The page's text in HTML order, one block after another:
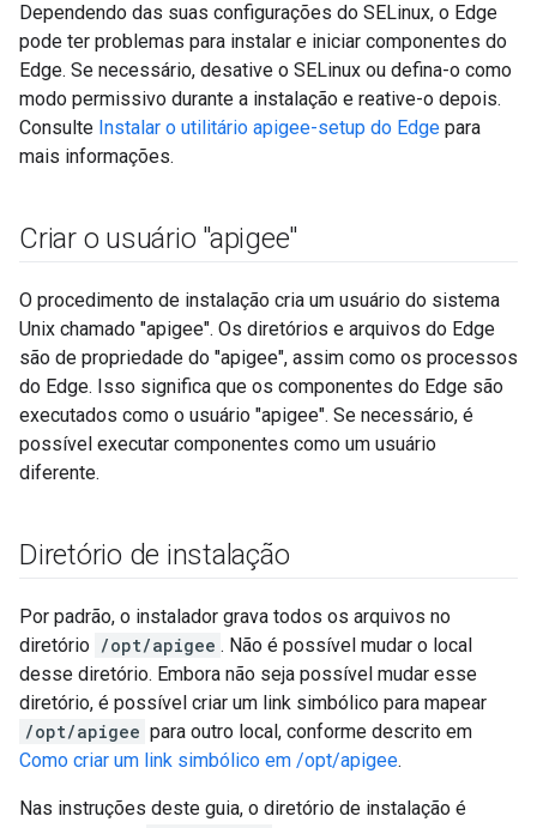
Dependendo das suas configurações do SELinux, o Edge
pode ter problemas para instalar e iniciar componentes do
Edge. Se necessário, desative o SELinux ou defina-o como
modo permissivo durante a instalação e reative-o depois.
Consulte Instalar o utilitário apigee-setup do Edge para
mais informações.
Criar o usuário "apigee"
O procedimento de instalação cria um usuário do sistema
Unix chamado "apigee". Os diretórios e arquivos do Edge
são de propriedade do "apigee", assim como os processos
do Edge. Isso significa que os componentes do Edge são
executados como o usuário "apigee". Se necessário, é
possível executar componentes como um usuário
diferente.
Diretório de instalação
Por padrão, o instalador grava todos os arquivos no
diretório /opt/apigee . Não é possível mudar o local
desse diretório. Embora não seja possível mudar esse
diretório, é possível criar um link simbólico para mapear
/opt/apigee para outro local, conforme descrito em
Como criar um link simbólico em /opt/apigee.
Nas instruções deste guia, o diretório de instalação é